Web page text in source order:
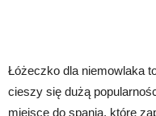
Łóżeczko dla niemowlaka
cieszy się dużą
miejsce do spania, które